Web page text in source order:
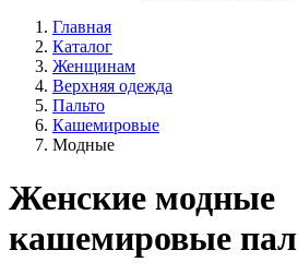
Главная
Каталог
Женщинам
Верхняя одежда
Пальто
Кашемировые
Модные
Женские модные
кашемировые